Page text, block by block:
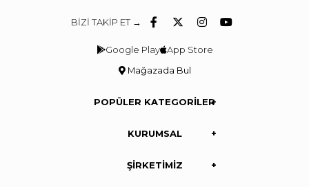
BİZİ TAKİP ET →
Google Play App Store
Mağazada Bul
POPÜLER KATEGORİLER
KURUMSAL
ŞİRKETİMİZ